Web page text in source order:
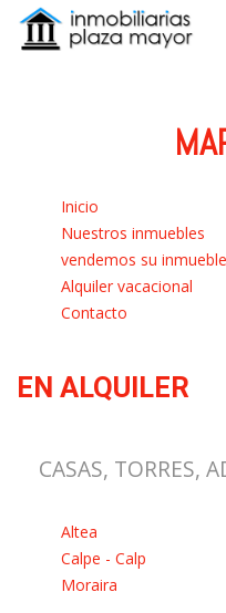
Inicio
Nuestros inmuebles
vendemos su inmueble
Alquiler vacacional
Contacto
EN ALQUILER
CASAS, TORRES,
Altea
Calpe - Calp
Moraira